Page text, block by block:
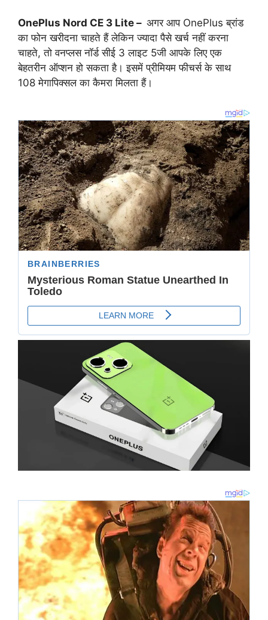
OnePlus Nord CE 3 Lite – अगर आप OnePlus ब्रांड
का फोन खरीदना चाहते हैं लेकिन ज्यादा पैसे खर्च नहीं करना
चाहते, तो वनप्लस नॉर्ड सीई 3 लाइट 5जी आपके लिए एक
बेहतरीन ऑप्शन हो सकता है। इसमें प्रीमियम फीचर्स के साथ
108 मेगापिक्सल का कैमरा मिलता हैं।